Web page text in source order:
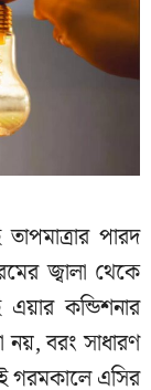
পারদ
জ্বালা থেকে
কন্ডিশনার
বরং সাধারণ
গরমকালে এসির